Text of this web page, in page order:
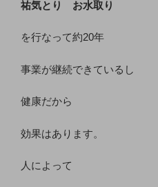
祐気とり お水取り
を行なって約20年
事業が継続できているし
健康だから
効果はあります。
人によって